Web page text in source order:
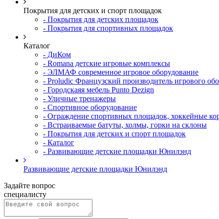
Покрытия для детских и спорт площадок
- Покрытия для детских площадок
- Покрытия для спортивных площадок
Каталог
- ДиКом
- Romana детские игровые комплексы
- ЭЛМАФ современное игровое оборудование
- Proludic Французский производитель игрового
- Городскаяя мебель Punto Dezign
- Уличные тренажеры
- Спортивное оборудование
- Ограждение спортивных площадок, хоккейные
- Встраиваемые батуты, холмы, горки на склоны
- Покрытия для детских и спорт площадок
- Каталог
- Развивающие детские площадки Юнилэнд
Развивающие детские площадки Юнилэнд
Задайте вопрос
специалисту